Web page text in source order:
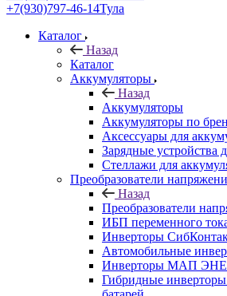
+7(930)797-46-14Тула
Каталог
Назад
Каталог
Аккумуляторы
Назад
Аккумуляторы
Аккумуляторы по
Аксессуары для
Зарядные устройства
Стеллажи для
Преобразователи
Назад
Преобразователи
ИБП переменного
Инверторы
Автомобильные
Инверторы МАП
Гибридные